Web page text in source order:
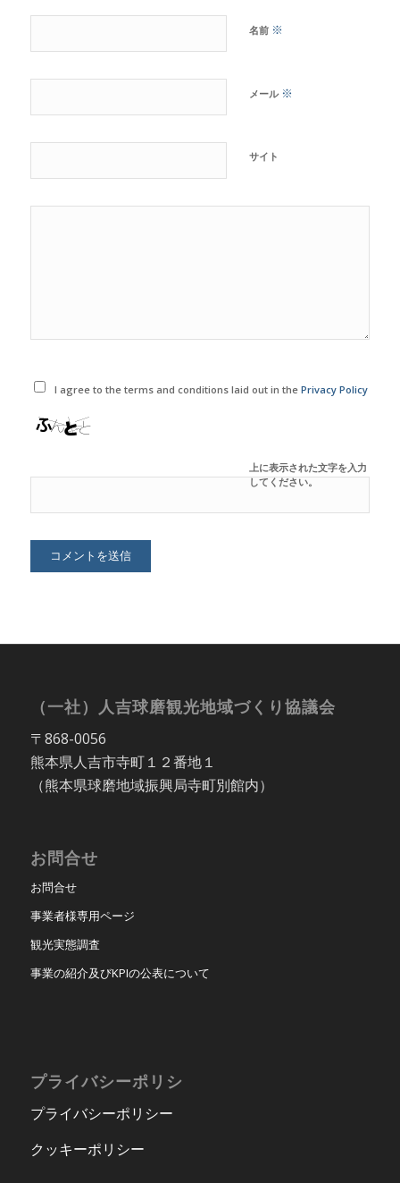
名前 ※
メール ※
サイト
I agree to the terms and conditions laid out in thePrivacy Policy
上に表示された文字を入力
してください。
（一社）人吉球磨観光地域づくり協議会
〒868-0056
熊本県人吉市寺町１２番地１
（熊本県球磨地域振興局寺町別館内）
お問合せ
お問合せ
事業者様専用ページ
観光実態調査
事業の紹介及びKPIの公表について
プライバシーポリシ
プライバシーポリシー
クッキーポリシー